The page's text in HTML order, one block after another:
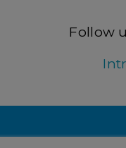
Follow